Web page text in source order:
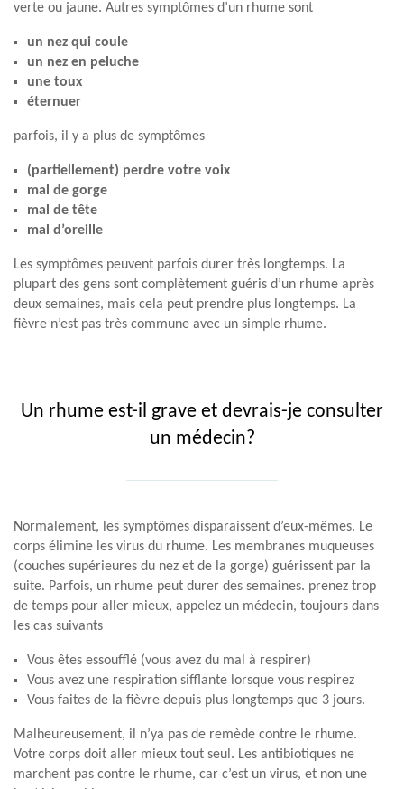
verte ou jaune. Autres symptômes d’un rhume sont
un nez qui coule
un nez en peluche
une toux
éternuer
parfois, il y a plus de symptômes
(partiellement) perdre votre voix
mal de gorge
mal de tête
mal d’oreille
Les symptômes peuvent parfois durer très longtemps. La
plupart des gens sont complètement guéris d’un rhume après
deux semaines, mais cela peut prendre plus longtemps. La
fièvre n’est pas très commune avec un simple rhume.
Un rhume est-il grave et devrais-je consulter
un médecin?
Normalement, les symptômes disparaissent d’eux-mêmes. Le
corps élimine les virus du rhume. Les membranes muqueuses
(couches supérieures du nez et de la gorge) guérissent par la
suite. Parfois, un rhume peut durer des semaines. prenez trop
de temps pour aller mieux, appelez un médecin, toujours dans
les cas suivants
Vous êtes essoufflé (vous avez du mal à respirer)
Vous avez une respiration sifflante lorsque vous respirez
Vous faites de la fièvre depuis plus longtemps que 3 jours.
Malheureusement, il n’ya pas de remède contre le rhume.
Votre corps doit aller mieux tout seul. Les antibiotiques ne
marchent pas contre le rhume, car c’est un virus, et non une